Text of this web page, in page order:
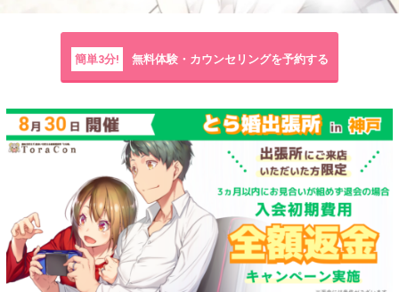
簡単3分! 無料体験・カウンセリングを予約する